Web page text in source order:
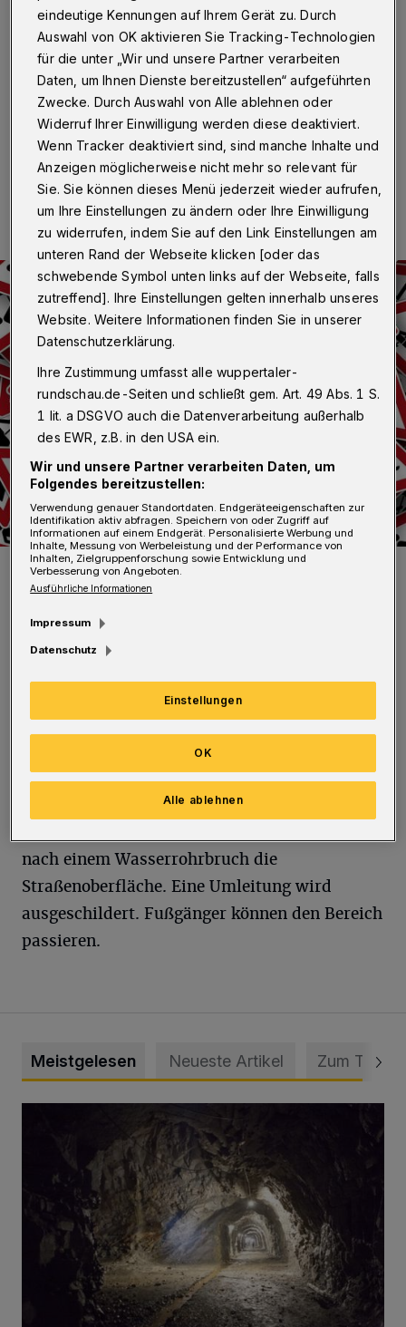
Wuppertal
Ab Dienstag (16. März 2021) kommt es in
der Cronenfelder Straße in Wuppertal zu einer
Sperrung. Nach einem Wasserrohrbruch muss die
Straßenoberfläche erneuert werden.
12.03.2021 , 09:31 Uhr
Symbolfoto.
Foto: Gerd Altmann
Ab Dienstag, 16. März, wird die Zufahrt der
Richtung der Hastener Straße für vier Tage
gesperrt.
nach einem Wasserrohrbruch die
Straßenoberfläche. Eine Umleitung wird
ausgeschildert. Fußgänger können den Bereich
passieren.
Meistgelesen Neueste Artikel Zum Thema
eindeutige Kennungen auf Ihrem Gerät zu. Durch
Auswahl von OK aktivieren Sie Tracking-Technologien
für die unter „Wir und unsere Partner verarbeiten
Daten, um Ihnen Dienste bereitzustellen“ aufgeführten
Zwecke. Durch Auswahl von Alle ablehnen oder
Widerruf Ihrer Einwilligung werden diese deaktiviert.
Wenn Tracker deaktiviert sind, sind manche Inhalte und
Anzeigen möglicherweise nicht mehr so relevant für
Sie. Sie können dieses Menü jederzeit wieder aufrufen,
um Ihre Einstellungen zu ändern oder Ihre Einwilligung
zu widerrufen, indem Sie auf den Link Einstellungen am
unteren Rand der Webseite klicken [oder das
schwebende Symbol unten links auf der Webseite, falls
zutreffend]. Ihre Einstellungen gelten innerhalb unseres
Website. Weitere Informationen finden Sie in unserer
Datenschutzerklärung.
Ihre Zustimmung umfasst alle wuppertaler-
rundschau.de-Seiten und schließt gem. Art. 49 Abs. 1 S.
1 lit. a DSGVO auch die Datenverarbeitung außerhalb
des EWR, z.B. in den USA ein.
Wir und unsere Partner verarbeiten Daten, um
Folgendes bereitzustellen:
Verwendung genauer Standortdaten. Endgeräteeigenschaften zur
Identifikation aktiv abfragen. Speichern von oder Zugriff auf
Informationen auf einem Endgerät. Personalisierte Werbung und
Inhalte, Messung von Werbeleistung und der Performance von
Inhalten, Zielgruppenforschung sowie Entwicklung und
Verbesserung von Angeboten.
Ausführliche Informationen
Impressum
Datenschutz
Einstellungen
Alle ablehnen
OK